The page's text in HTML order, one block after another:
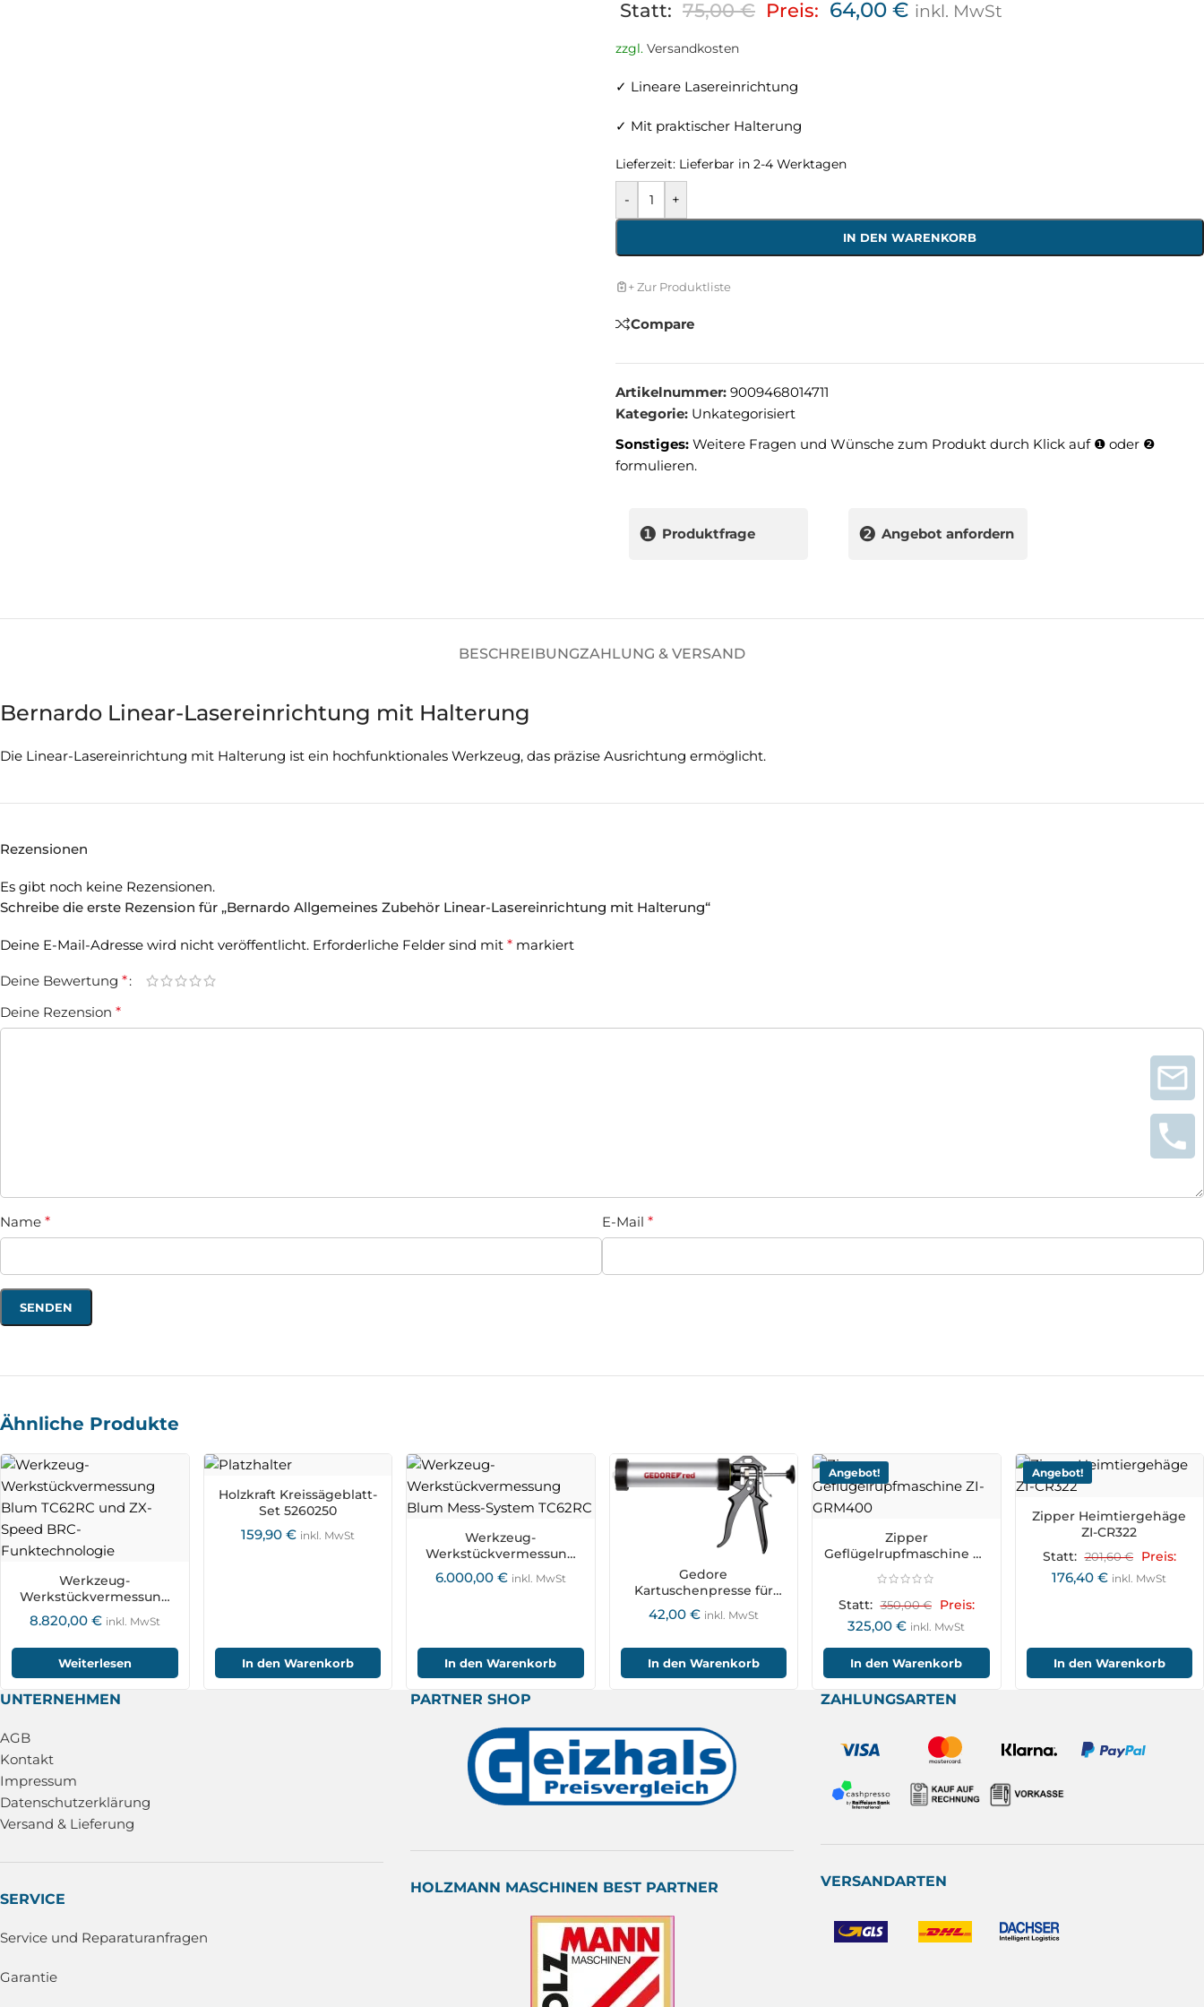
Statt: 75,00€ Preis: 64,00 € inkl. MwSt
zzgl. Versandkosten
✓ Lineare Lasereinrichtung
✓ Mit praktischer Halterung
Lieferzeit: Lieferbar in 2-4 Werktagen
- +
IN DEN WARENKORB
+ Zur Produktliste
Compare
Artikelnummer: 9009468014711
Kategorie: Unkategorisiert
Sonstiges: Weitere Fragen und Wünsche zum Produkt durch Klick auf ❶ oder ❷
formulieren.
❶ Produktfrage ❷ Angebot anfordern
BESCHREIBUNGZAHLUNG & VERSAND
Bernardo Linear-Lasereinrichtung mit Halterung
Die Linear-Lasereinrichtung mit Halterung ist ein hochfunktionales Werkzeug, das präzise Ausrichtung ermöglicht.
Rezensionen
Es gibt noch keine Rezensionen.
Schreibe die erste Rezension für „Bernardo Allgemeines Zubehör Linear-Lasereinrichtung mit Halterung“
Deine E-Mail-Adresse wird nicht veröffentlicht. Erforderliche Felder sind mit * markiert
Deine Bewertung *
Deine Rezension *
Name * E-Mail *
Ähnliche Produkte
Werkzeug-
Werkstückvermessung
Blum TC62RC und ZX-
Speed BRC-
Funktechnologie
8.820,00 € inkl. MwSt
Weiterlesen
Holzkraft Kreissägeblatt-
Set 5260250
159,90 € inkl. MwSt
In den Warenkorb
Werkzeug-
Werkstückvermessung
Blum Mess-System
TC62RC
6.000,00 € inkl. MwSt
In den Warenkorb
Gedore
Kartuschenpresse für
Silikon
42,00 € inkl. MwSt
In den Warenkorb
Angebot!
Zipper
Geflügelrupfmaschine ZI-
GRM400
Statt: 350,00€ Preis:
325,00€ inkl. MwSt
In den Warenkorb
Angebot!
Zipper Heimtiergehäge
ZI-CR322
Statt: 201,60€ Preis:
176,40€ inkl. MwSt
In den Warenkorb
UNTERNEHMEN
AGB
Kontakt
Impressum
Datenschutzerklärung
Versand & Lieferung
SERVICE
Service und Reparaturanfragen
Garantie
PARTNER SHOP
HOLZMANN MASCHINEN BEST PARTNER
ZAHLUNGSARTEN
VERSANDARTEN